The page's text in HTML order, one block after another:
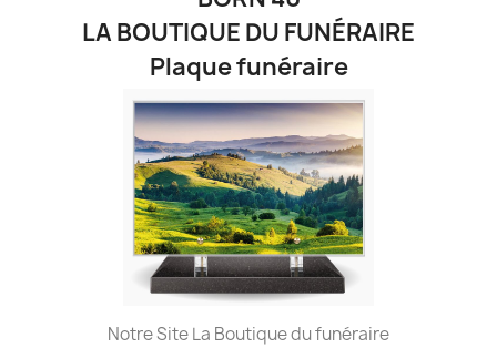
LA BOUTIQUE DU FUNÉRAIRE
Plaque funéraire
Notre Site La Boutique du funéraire